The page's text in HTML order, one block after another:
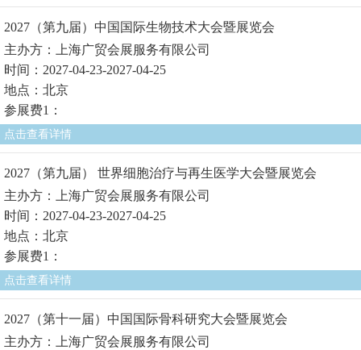
2027（第九届）中国国际生物技术大会暨展览会
主办方：上海广贸会展服务有限公司
时间：2027-04-23-2027-04-25
地点：北京
参展费1：
点击查看详情
2027（第九届） 世界细胞治疗与再生医学大会暨展览会
主办方：上海广贸会展服务有限公司
时间：2027-04-23-2027-04-25
地点：北京
参展费1：
点击查看详情
2027（第十一届）中国国际骨科研究大会暨展览会
主办方：上海广贸会展服务有限公司